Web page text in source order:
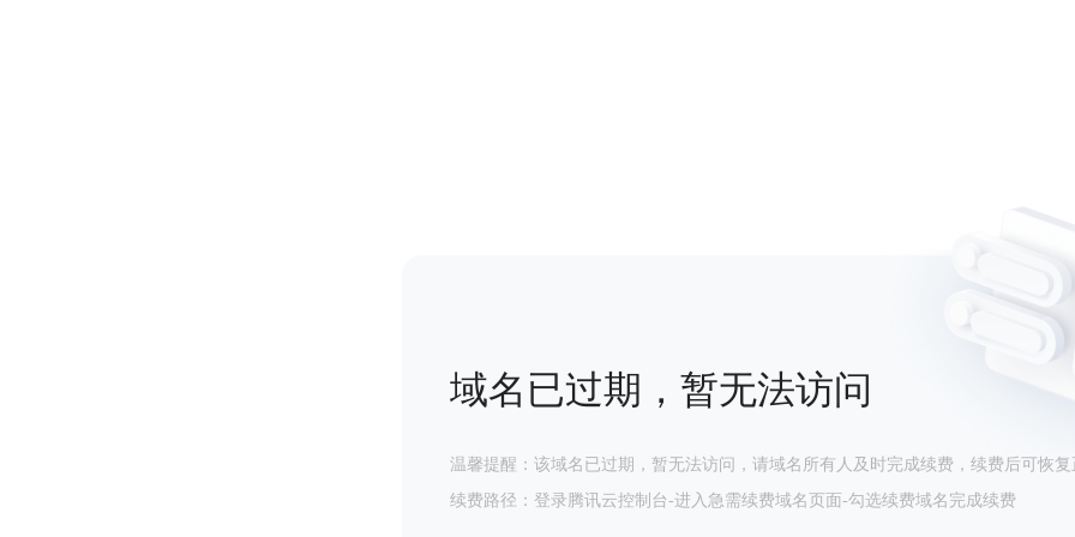
域名已过期，暂无法访问
温馨提醒：该域名已过期，暂无法访问，请域名所有人及时完成续费，续费后可恢复
续费路径：登录腾讯云控制台-进入急需续费域名页面-勾选续费域名完成续费